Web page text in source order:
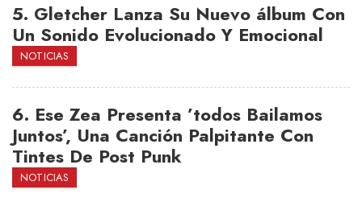
5. Gletcher Lanza Su Nuevo álbum Con
Un Sonido Evolucionado Y Emocional
NOTICIAS
6. Ese Zea Presenta ’todos Bailamos
Juntos’, Una Canción Palpitante Con
Tintes De Post Punk
NOTICIAS